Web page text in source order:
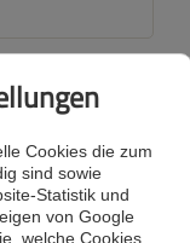
Cookies die zum
sind sowie
Statistik und
von Google
welche Cookies